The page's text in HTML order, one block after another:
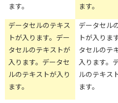
ます。
ます。
データセルのテキス
トが入ります。デー
タセルのテキストが
入ります。データセ
ルのテキストが入り
ます。
データセル
トが入りま
タセルのテ
入ります。
ルのテキス
ます。